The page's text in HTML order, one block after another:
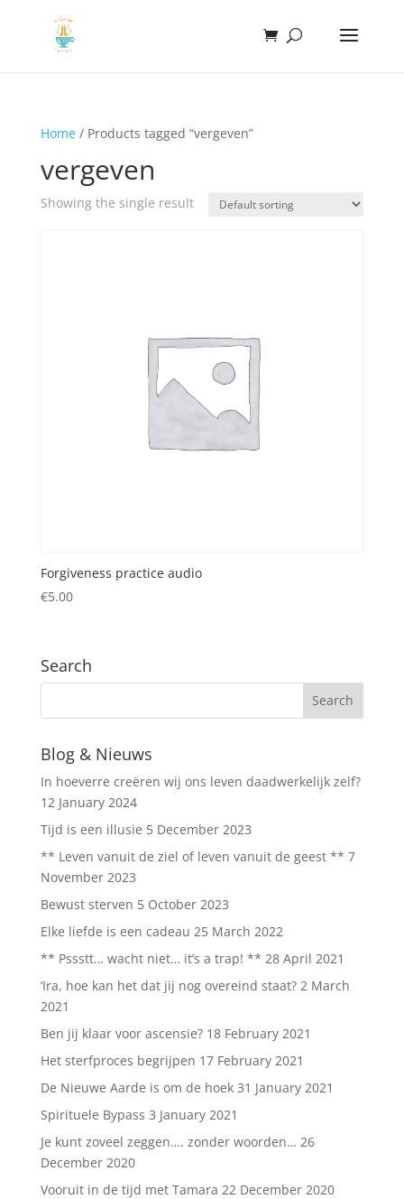
Home/ Products tagged “vergeven”
vergeven
Showing the single result
Forgiveness practice audio
€5.00
Search
Blog & Nieuws
In hoeverre creëren wij ons leven daadwerkelijk zelf?
12 January 2024
Tijd is een illusie 5 December 2023
** Leven vanuit de ziel of leven vanuit de geest ** 7
November 2023
Bewust sterven 5 October 2023
Elke liefde is een cadeau 25 March 2022
** Pssstt… wacht niet… it’s a trap! ** 28 April 2021
‘Ira, hoe kan het dat jij nog overeind staat? 2 March
2021
Ben jij klaar voor ascensie? 18 February 2021
Het sterfproces begrijpen 17 February 2021
De Nieuwe Aarde is om de hoek 31 January 2021
Spirituele Bypass 3 January 2021
Je kunt zoveel zeggen…. zonder woorden… 26
December 2020
Vooruit in de tijd met Tamara 22 December 2020